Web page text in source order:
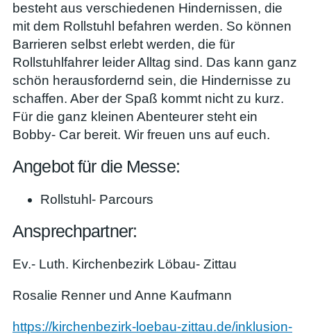
besteht aus verschiedenen Hindernissen, die
mit dem Rollstuhl befahren werden. So können
Barrieren selbst erlebt werden, die für
Rollstuhlfahrer leider Alltag sind. Das kann ganz
schön herausfordernd sein, die Hindernisse zu
schaffen. Aber der Spaß kommt nicht zu kurz.
Für die ganz kleinen Abenteurer steht ein
Bobby- Car bereit. Wir freuen uns auf euch.
Angebot für die Messe:
Rollstuhl- Parcours
Ansprechpartner:
Ev.- Luth. Kirchenbezirk Löbau- Zittau
Rosalie Renner und Anne Kaufmann
https://kirchenbezirk-loebau-zittau.de/inklusion-